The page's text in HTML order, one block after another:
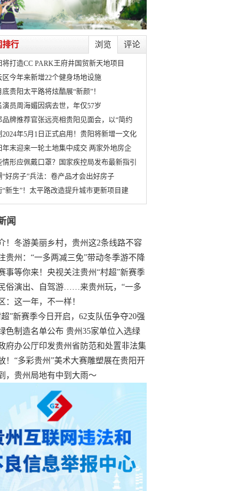
浏览 评论
排行
将打造CC PARK王府井国贸新天地项目
区今年来新增22个健身场地设施
底贵阳太平路将炫酷展“新颜”！
演员周海媚因病去世，年仅57岁
品牌推荐官张远亮相贵阳见面会，以“简约
2024年5月1日正式启用！贵阳将新增一文化
年末迎来一轮土地集中成交 两家外地房企
情形应佩戴口罩？国家疾控局发布最新指引
“好房子”兵法：卷产品才会出好房子
“新生”！太平路改造提升城市更新项目建
闻
！冬游美丽乡村，贵州这2条线路不容
贵州：“一多两减三免”带动冬季游不降
事等你来！央视关注贵州“村超”新赛季
”
俗演出、自驾游……来贵州玩，“一多
”！
：这一年，不一样！
”新赛季今日开启，62支队伍争夺20强
色制造名单公布 贵州35家单位入选绿
府办公厅印发贵州省防范和处置非法集
施细则
！“多彩贵州”美术大赛雕塑展在贵阳开
至1月19日
，贵州局地有中到大雨～